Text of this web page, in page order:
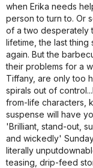
when Erika needs
person to turn to. Or
of a two desperately
lifetime, the last thing
again. But the
their problems for a
Tiffany, are only too
spirals out of
from-life characters,
suspense will have
'Brilliant, stand-out,
and wickedly'
literally
teasing, drip-feed